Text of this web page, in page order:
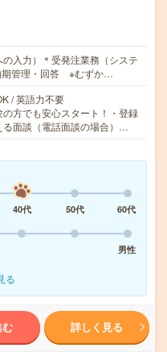
入力）＊受発注業務（システ
期管理・回答 ※むずか…
/ 英語力不要
方でも安心スタート！・登録
る面談（電話面談の場合）…
40代 50代
60代
男性
る
む 詳しく見る